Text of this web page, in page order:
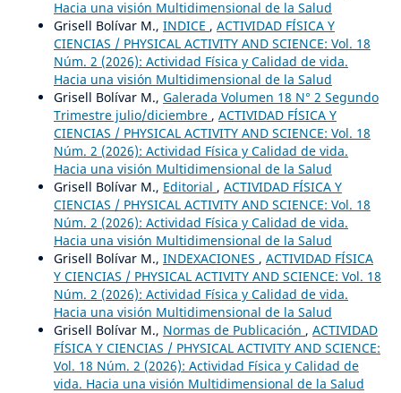
Hacia una visión Multidimensional de la Salud
Grisell Bolívar M., INDICE , ACTIVIDAD FÍSICA Y
CIENCIAS / PHYSICAL ACTIVITY AND SCIENCE: Vol. 18
Núm. 2 (2026): Actividad Física y Calidad de vida.
Hacia una visión Multidimensional de la Salud
Grisell Bolívar M., Galerada Volumen 18 N° 2 Segundo
Trimestre julio/diciembre , ACTIVIDAD FÍSICA Y
CIENCIAS / PHYSICAL ACTIVITY AND SCIENCE: Vol. 18
Núm. 2 (2026): Actividad Física y Calidad de vida.
Hacia una visión Multidimensional de la Salud
Grisell Bolívar M., Editorial , ACTIVIDAD FÍSICA Y
CIENCIAS / PHYSICAL ACTIVITY AND SCIENCE: Vol. 18
Núm. 2 (2026): Actividad Física y Calidad de vida.
Hacia una visión Multidimensional de la Salud
Grisell Bolívar M., INDEXACIONES , ACTIVIDAD FÍSICA
Y CIENCIAS / PHYSICAL ACTIVITY AND SCIENCE: Vol. 18
Núm. 2 (2026): Actividad Física y Calidad de vida.
Hacia una visión Multidimensional de la Salud
Grisell Bolívar M., Normas de Publicación , ACTIVIDAD
FÍSICA Y CIENCIAS / PHYSICAL ACTIVITY AND SCIENCE:
Vol. 18 Núm. 2 (2026): Actividad Física y Calidad de
vida. Hacia una visión Multidimensional de la Salud